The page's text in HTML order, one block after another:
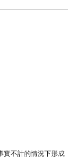
實不計的情況下形成